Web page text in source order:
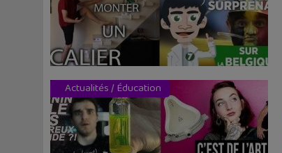
Actualités/ Éducation